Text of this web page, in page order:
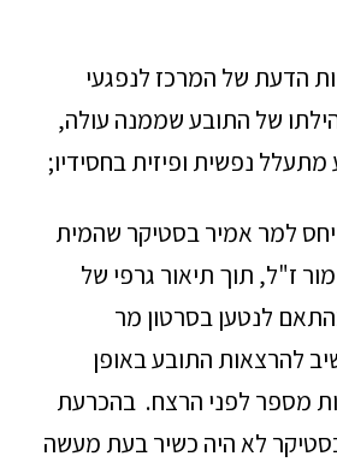
הדעת של המרכז לנפגעי
של התובע שממנה עולה,
נפשית ופיזית בחסידיו;
למר אמיר בסטיקר שהמית
ז"ל, תוך תיאור גרפי של
לנטען בסרטון מר
להרצאות התובע באופן
מספר לפני הרצח. בהכרעת
לא היה כשיר בעת מעשה